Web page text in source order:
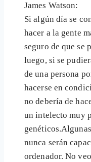
James Watson:
Si algún día se
hacer a la gente
seguro de que se
luego, si se
de una persona
hacerse en
no debería de
un intelecto muy
nunca serán
ordenador. No